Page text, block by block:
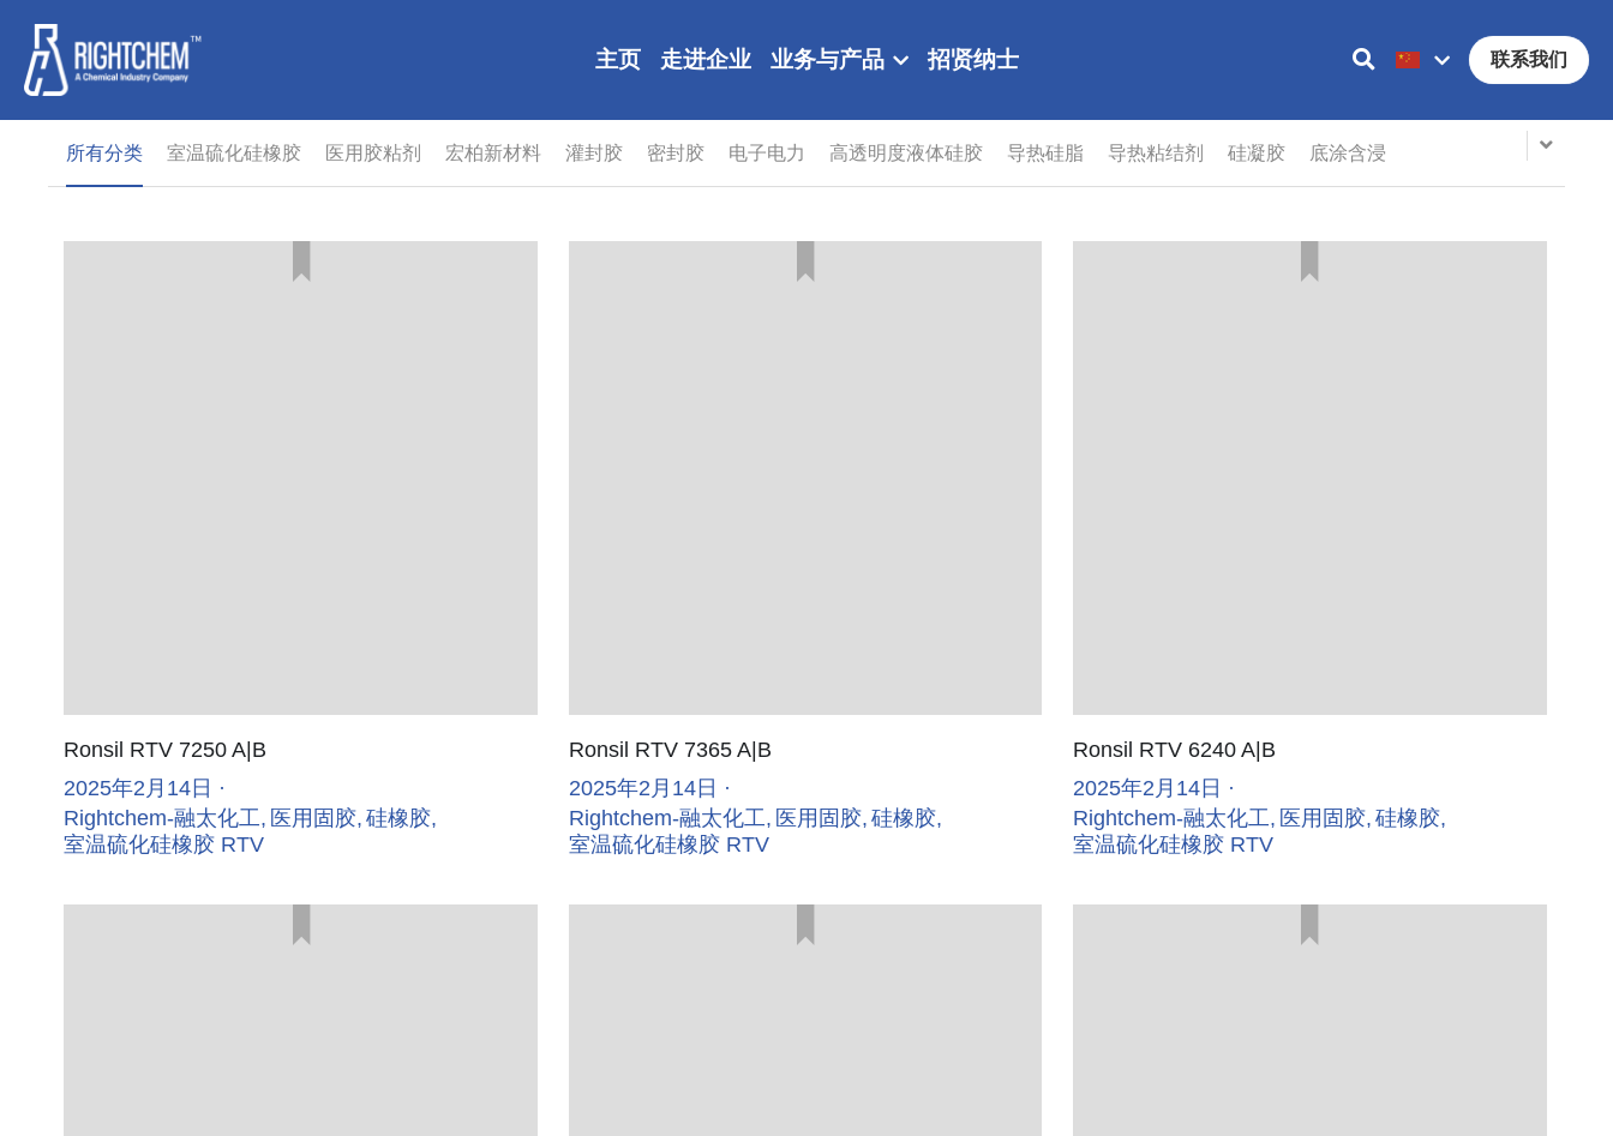
主页 走进企业 业务与产品 招贤纳士 联系我们
所有分类 室温硫化硅橡胶 医用胶粘剂 宏柏新材料 灌封胶 密封胶 电子电力 高透明度液体硅胶 导热硅脂 导热粘结剂 硅凝胶 底涂含浸
Ronsil RTV 7250 A|B
2025年2月14日 ·
Rightchem-融太化工, 医用固胶, 硅橡胶,
室温硫化硅橡胶 RTV
Ronsil RTV 7365 A|B
2025年2月14日 ·
Rightchem-融太化工, 医用固胶, 硅橡胶,
室温硫化硅橡胶 RTV
Ronsil RTV 6240 A|B
2025年2月14日 ·
Rightchem-融太化工, 医用固胶, 硅橡胶,
室温硫化硅橡胶 RTV